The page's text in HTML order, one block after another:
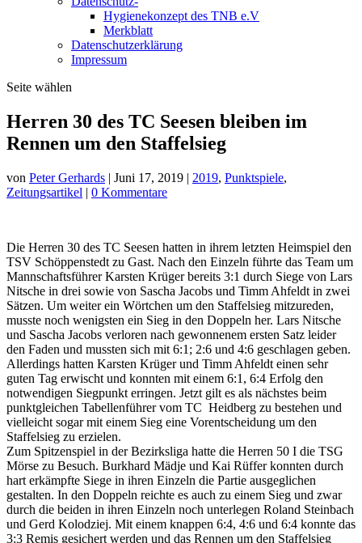
Hygienekonzept des TNB e.V
Merkblatt
Datenschutzerklärung
Impressum
Seite wählen
Herren 30 des TC Seesen bleiben im
Rennen um den Staffelsieg
von Peter Gerhards | Juni 17, 2019 | 2019, Punktspiele,
Zeitungsartikel | 0 Kommentare
Die Herren 30 des TC Seesen hatten in ihrem letzten Heimspiel den
TSV Schöppenstedt zu Gast. Nach den Einzeln führte das Team um
Mannschaftsführer Karsten Krüger bereits 3:1 durch Siege von Lars
Nitsche in drei sowie von Sascha Jacobs und Timm Ahfeldt in zwei
Sätzen. Um weiter ein Wörtchen um den Staffelsieg mitzureden,
musste noch wenigsten ein Sieg in den Doppeln her. Lars Nitsche
und Sascha Jacobs verloren nach gewonnenem ersten Satz leider
den Faden und mussten sich mit 6:1; 2:6 und 4:6 geschlagen geben.
Allerdings hatten Karsten Krüger und Timm Ahfeldt einen sehr
guten Tag erwischt und konnten mit einem 6:1, 6:4 Erfolg den
notwendigen Siegpunkt erringen. Jetzt gilt es als nächstes beim
punktgleichen Tabellenführer vom TC Heidberg zu bestehen und
vielleicht sogar mit einem Sieg eine Vorentscheidung um den
Staffelsieg zu erzielen.
Zum Spitzenspiel in der Bezirksliga hatte die Herren 50 I die TSG
Mörse zu Besuch. Burkhard Mädje und Kai Rüffer konnten durch
hart erkämpfte Siege in ihren Einzeln die Partie ausgeglichen
gestalten. In den Doppeln reichte es auch zu einem Sieg und zwar
durch die beiden in ihren Einzeln noch unterlegen Roland Steinbach
und Gerd Kolodziej. Mit einem knappen 6:4, 4:6 und 6:4 konnte das
3:3 Remis gesichert werden und das Rennen um den Staffelsieg